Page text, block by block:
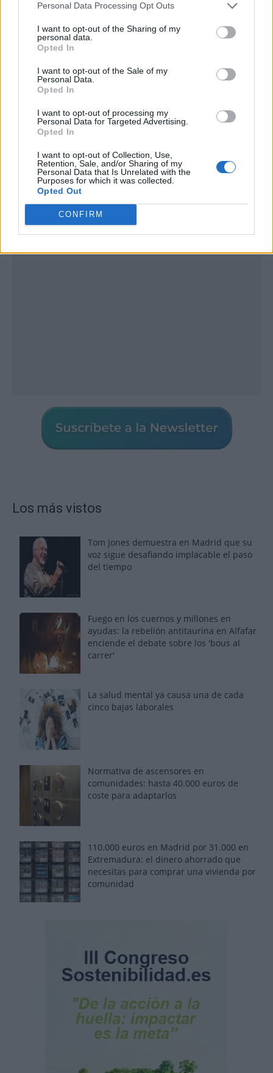
Personal Data Processing Opt Outs
I want to opt-out of the Sharing of my
personal data.
Opted In
I want to opt-out of the Sale of my
Personal Data.
Opted In
I want to opt-out of processing my
Personal Data for Targeted Advertising.
Opted In
I want to opt-out of Collection, Use,
Retention, Sale, and/or Sharing of my
Personal Data that Is Unrelated with the
Purposes for which it was collected.
Opted Out
CONFIRM
Los más vistos
Tom Jones demuestra en Madrid que su
voz sigue desafiando implacable el paso
del tiempo
Fuego en los cuernos y millones en
ayudas: la rebelión antitaurina en Alfafar
enciende el debate sobre los 'bous al
carrer'
La salud mental ya causa una de cada
cinco bajas laborales
Normativa de ascensores en
comunidades: hasta 40.000 euros de
coste para adaptarlos
110.000 euros en Madrid por 31.000 en
Extremadura: el dinero ahorrado que
necesitas para comprar una vivienda por
comunidad